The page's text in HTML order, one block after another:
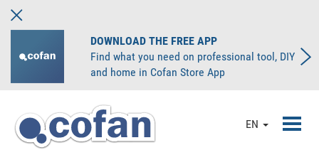
DOWNLOAD THE FREE APP
Find what you need on professional tool, DIY
and home in Cofan Store App
EN